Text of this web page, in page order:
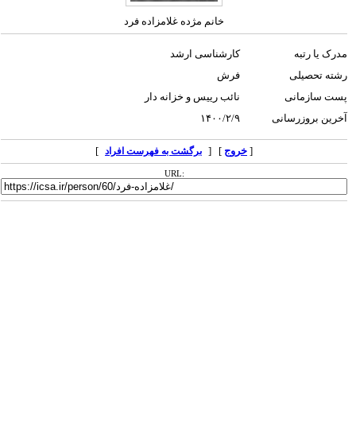
خانم مژده غلامزاده فرد
مدرک یا رتبه
کارشناسی ارشد
رشته تحصیلی
فرش
پست سازمانی
نائب رییس و خزانه دار
آخرین بروزرسانی
۱۴۰۰/۲/۹
خروج] [ برگشت به فهرست افراد ]
URL: